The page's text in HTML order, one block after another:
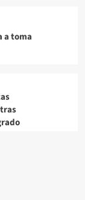
a toma